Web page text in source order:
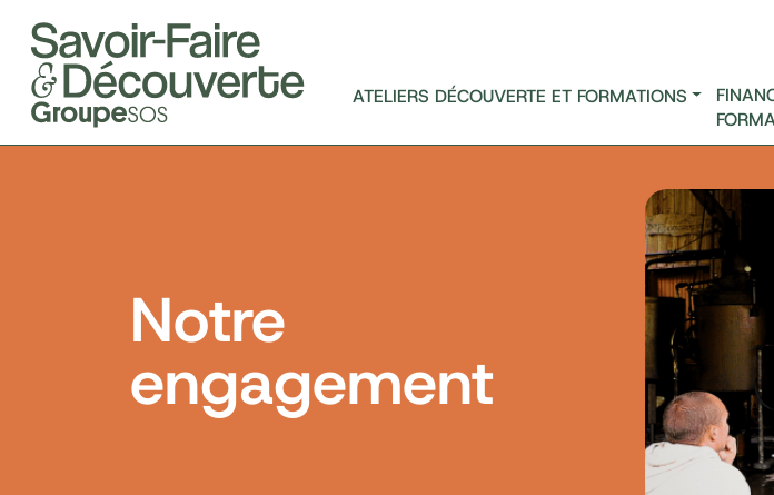
ATELIERS DÉCOUVERTE ET FORMATIONS
Notre
engagement